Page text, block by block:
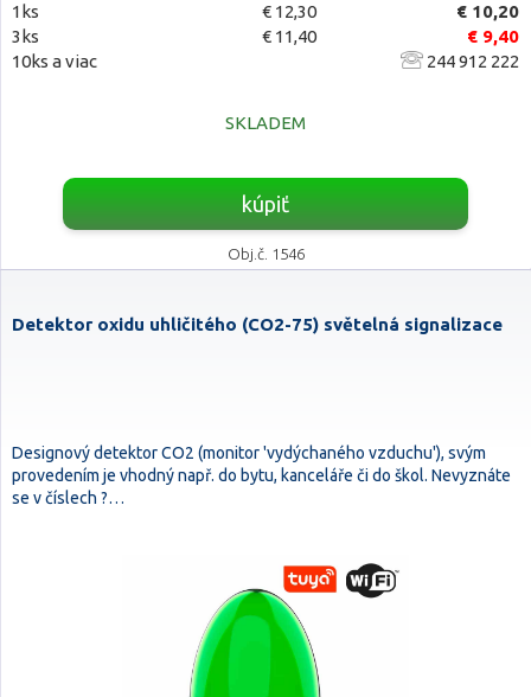
1ks € 12,30
€ 10,20
3ks
€ 11,40
€ 9,40
10ks a viac
244 912 222
SKLADEM
kúpiť
Obj.č. 1546
Detektor oxidu uhličitého (CO2-75) světelná signalizace
Designový detektor CO2 (monitor 'vydýchaného vzduchu'), svým
provedením je vhodný např. do bytu, kanceláře či do škol. Nevyznáte
se v číslech ?…